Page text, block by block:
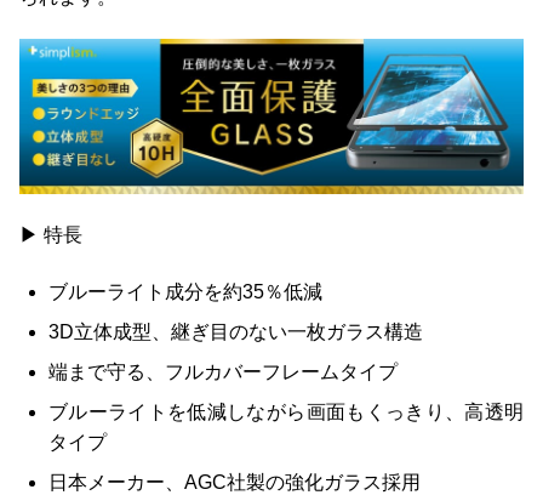
▶ 特長
ブルーライト成分を約35％低減
3D立体成型、継ぎ目のない一枚ガラス構造
端まで守る、フルカバーフレームタイプ
ブルーライトを低減しながら画面もくっきり、高透明
タイプ
日本メーカー、AGC社製の強化ガラス採用